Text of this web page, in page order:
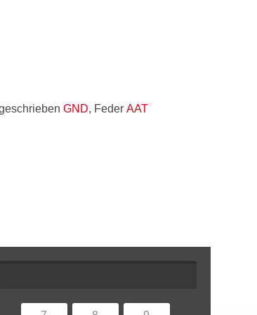
GND, Feder AAT